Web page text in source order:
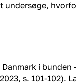
undersøge,
i
s. 101-102).